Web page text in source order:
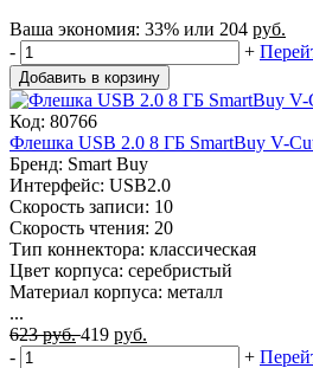
Ваша экономия: 33% или 204 руб.
-
+
Добавить в корзину
Код: 80766
Флешка USB 2.0 8 ГБ SmartBuy V-
Бренд: Smart Buy
Интерфейс: USB2.0
Скорость записи: 10
Скорость чтения: 20
Тип коннектора: классическая
Цвет корпуса: серебристый
Материал корпуса: металл
...
623руб. 419 руб.
-
+